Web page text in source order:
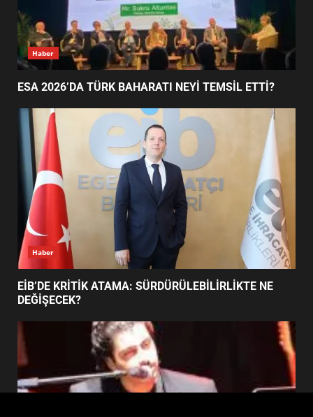
3
EİB’DE KRİTİK ATAMA:
SÜRDÜRÜLEBİLİRLİKTE NE
DEĞİŞECEK?
4
FİNALİNDE NE BAŞARDI?
5
BALIKESİR MÜZELERİNDE SÜRE
UZATILDI: NE DEĞİŞTİ?
BURHANİYE SATRANÇ
TURNUVASI KAYITLARI NEYİ
7
BURHANİYE BELEDİYESPOR’DA
YENİ YÖNETİM NASIL
ŞEKİLLENDİ?
Haber
ESA 2026’DA TÜRK BAHARATI NEYİ TEMSİL ETTİ?
Haber
EİB’DE KRİTİK ATAMA: SÜRDÜRÜLEBİLİRLİKTE NE
DEĞİŞECEK?